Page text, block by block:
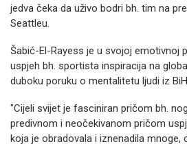
jedva čeka da uživo bodri bh. tim na
Seattleu.
Šabić-El-Rayess je u svojoj emotivnoj
uspjeh bh. sportista inspiracija na
duboku poruku o mentalitetu ljudi iz BiH.
"Cijeli svijet je fasciniran pričom bh.
predivnom i neočekivanom pričom
koja je obradovala i iznenadila mnoge,